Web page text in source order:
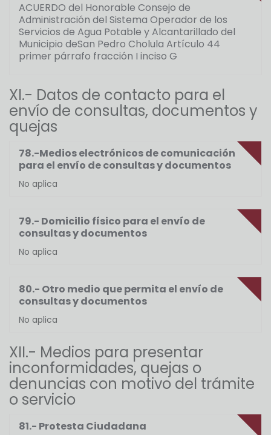
ACUERDO del Honorable Consejo de
Administración del Sistema Operador de los
Servicios de Agua Potable y Alcantarillado del
Municipio deSan Pedro Cholula Artículo 44
primer párrafo fracción I inciso G
XI.- Datos de contacto para el
envío de consultas, documentos y
quejas
78.-Medios electrónicos de comunicación
para el envío de consultas y documentos
No aplica
79.- Domicilio físico para el envío de
consultas y documentos
No aplica
80.- Otro medio que permita el envío de
consultas y documentos
No aplica
XII.- Medios para presentar
inconformidades, quejas o
denuncias con motivo del trámite
o servicio
81.- Protesta Ciudadana